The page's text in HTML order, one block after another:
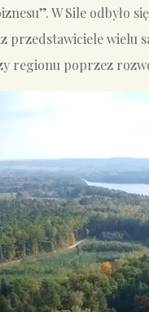
W Sile odbyło
wielu
regionu poprzez